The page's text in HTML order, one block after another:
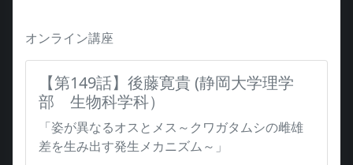
オンライン講座
【第149話】後藤寛貴 (静岡大学理学
部 生物科学科）
「姿が異なるオスとメス～クワガタムシの雌雄
差を生み出す発生メカニズム～」